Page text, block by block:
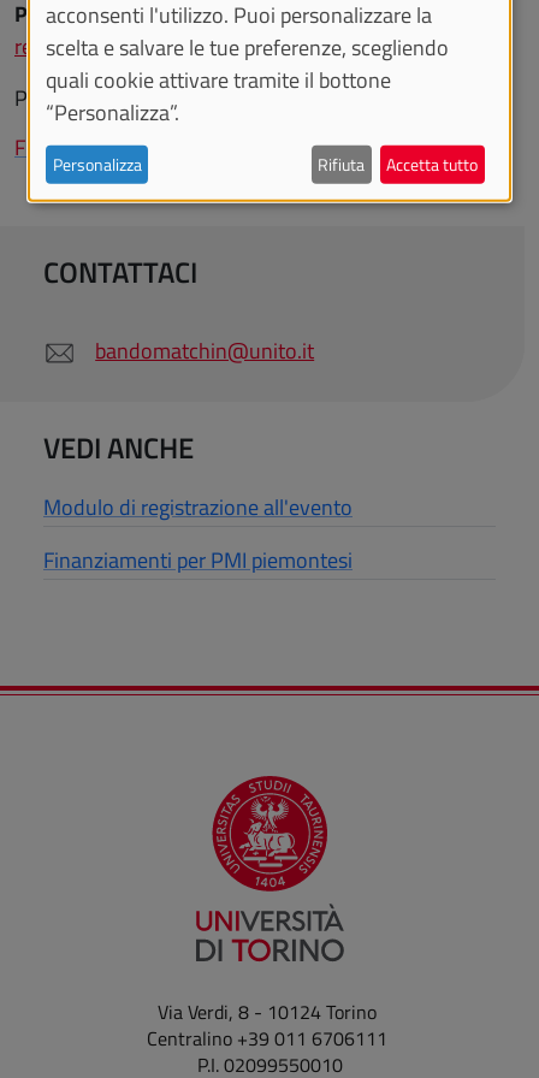
Per partecipareall'incontro, compilare ilmodulo di
registrazione all'evento,entro il 16 febbraio.
Perinformazionisul bando:
Finanziamenti per PMI piemontesi
CONTATTACI
bandomatchin@unito.it
VEDI ANCHE
Modulo di registrazione all'evento
Finanziamenti per PMI piemontesi
Via Verdi, 8 - 10124 Torino
Centralino +39 011 6706111
P.I. 02099550010
acconsenti l'utilizzo. Puoi personalizzare la
scelta e salvare le tue preferenze, scegliendo
quali cookie attivare tramite il bottone
“Personalizza”.
Personalizza Rifiuta Accetta tutto